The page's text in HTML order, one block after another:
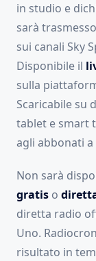
in studio e
sarà
sui canali Sky
Disponibile il
sulla
Scaricabile su
tablet e smart
agli abbonati a
Non sarà
gratis o
diretta radio
Uno.
risultato in